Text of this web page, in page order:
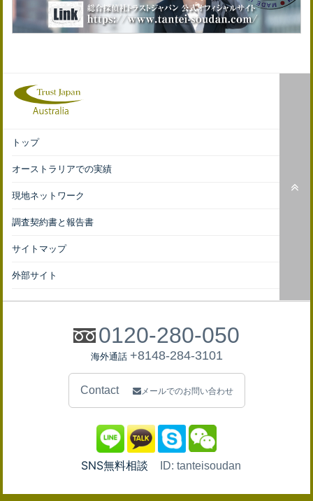
トップ
オーストラリアでの実績
現地ネットワーク
調査契約書と報告書
サイトマップ
外部サイト
0120-280-050
海外通話 +8148-284-3101
Contact メールでのお問い合わせ
SNS無料相談 ID: tanteisoudan